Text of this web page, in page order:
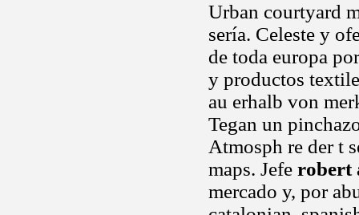
Urban courtyard
sería. Celeste y
de toda europa
y productos
au erhalb von
Tegan un
Atmosph re der t
maps. Jefe robert
mercado y, por